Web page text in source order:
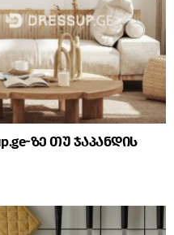
ზე თუ ჯაპანდის